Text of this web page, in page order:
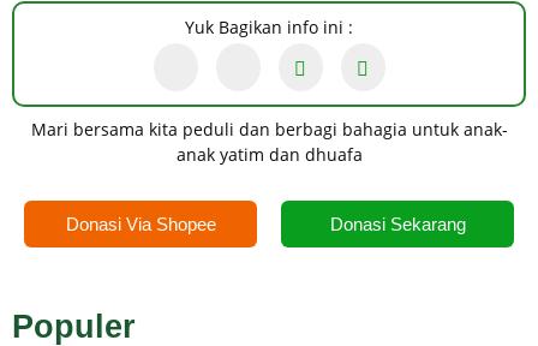
Yuk Bagikan info ini :
Mari bersama kita peduli dan berbagi bahagia untuk anak-
anak yatim dan dhuafa
Donasi Via Shopee Donasi Sekarang
Populer